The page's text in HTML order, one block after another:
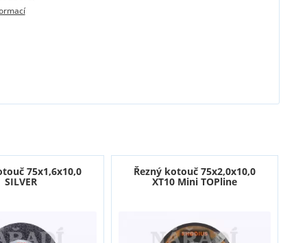
75x1,6x10,0
SILVER
Řezný kotouč 75x2,0x10,0
XT10 Mini TOPline